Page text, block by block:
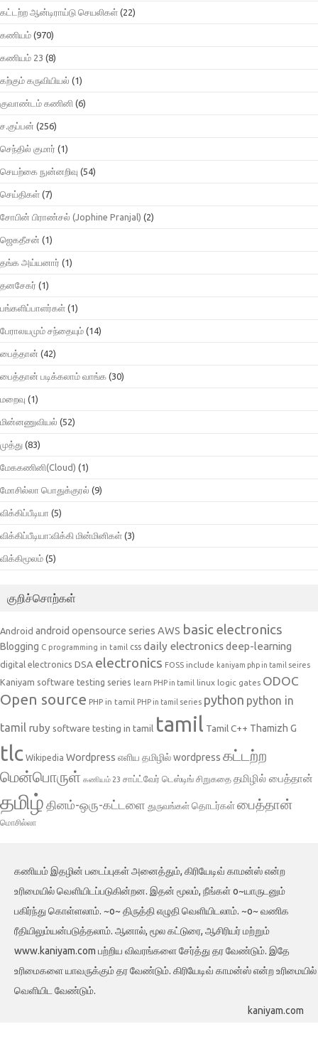
கட்டற்ற ஆன்டிராய்டு செயலிகள் (22)
கணியம் (970)
கணியம் 23 (8)
கற்கும் கருவியியல் (1)
குவாண்டம் கணினி (6)
ச.குப்பன் (256)
செந்தில் குமார் (1)
செயற்கை நுன்னறிவு (54)
செய்திகள் (7)
சோபின் பிராண்சல் (Jophine Pranjal) (2)
ஜெகதீசன் (1)
தங்க அய்யனார் (1)
தனசேகர் (1)
பங்களிப்பாளர்கள் (1)
பேராலயமும் சந்தையும் (14)
பைத்தான் (42)
பைத்தான் படிக்கலாம் வாங்க (30)
மறைவு (1)
மின்னணுவியல் (52)
முத்து (83)
மேககணினி(Cloud) (1)
மோசில்லா பொதுக்குரல் (9)
விக்கிப்பீடியா (5)
விக்கிப்பீடியா:விக்கி மின்மினிகள் (3)
விக்கிமூலம் (5)
குறிச்சொற்கள்
Android android opensource series AWS basic electronics
Blogging C programming in tamil css daily electronicsdeep-learning
digital electronics DSA electronics FOSS include kaniyam php in tamil seires
Kaniyam software testing series learn PHP in tamil linux logic gates ODOC
Open source PHP in tamil PHP in tamil series python python in
tamil ruby software testing in tamil tamil Tamil C++ Thamizh G
tlc Wikipedia Wordpress எளிய தமிழில் wordpress கட்டற்ற
மென்பொருள் கணியம் 23 சாப்ட்வேர் டெஸ்டிங் சிறுகதை தமிழில் பைத்தான்
தமிழ் தினம்-ஒரு-கட்டளை துருவங்கள் தொடர்கள்பைத்தான்
மொசில்லா
கணியம் இதழின் படைப்புகள் அனைத்தும், கிரியேடிவ் காமன்ஸ் என்ற
உரிமையில் வெளியிடப்படுகின்றன. இதன் மூலம், நீங்கள் o~யாருடனும்
பகிர்ந்து கொள்ளலாம். ~o~ திருத்தி எழுதி வெளியிடலாம். ~o~ வணிக
ரீதியிலும்யன்படுத்தலாம். ஆனால், மூல கட்டுரை, ஆசிரியர் மற்றும்
www.kaniyam.com பற்றிய விவரங்களை சேர்த்து தர வேண்டும். இதே
உரிமைகளை யாவருக்கும் தர வேண்டும். கிரியேடிவ் காமன்ஸ் என்ற உரிமையில்
வெளியிட வேண்டும்.
kaniyam.com